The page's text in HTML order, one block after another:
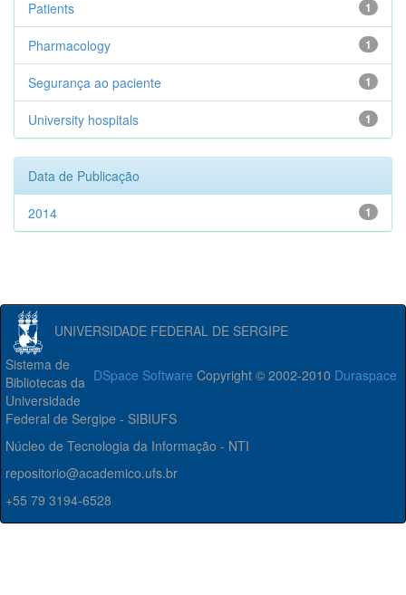
1
Patients
1
Pharmacology
1
Segurança ao paciente
1
University hospitals
Data de Publicação
1
2014
UNIVERSIDADE FEDERAL DE SERGIPE
DSpace Software Copyright © 2002-2010 Duraspace
Sistema de
Bibliotecas da
Universidade
Federal de Sergipe - SIBIUFS
Núcleo de Tecnologia da Informação - NTI
repositorio@academico.ufs.br
+55 79 3194-6528